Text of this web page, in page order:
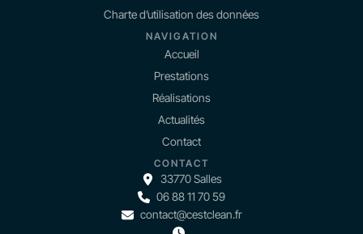
Charte d’utilisation des données
NAVIGATION
Accueil
Prestations
Réalisations
Actualités
Contact
CONTACT
33770 Salles
06 88 11 70 59
contact@cestclean.fr